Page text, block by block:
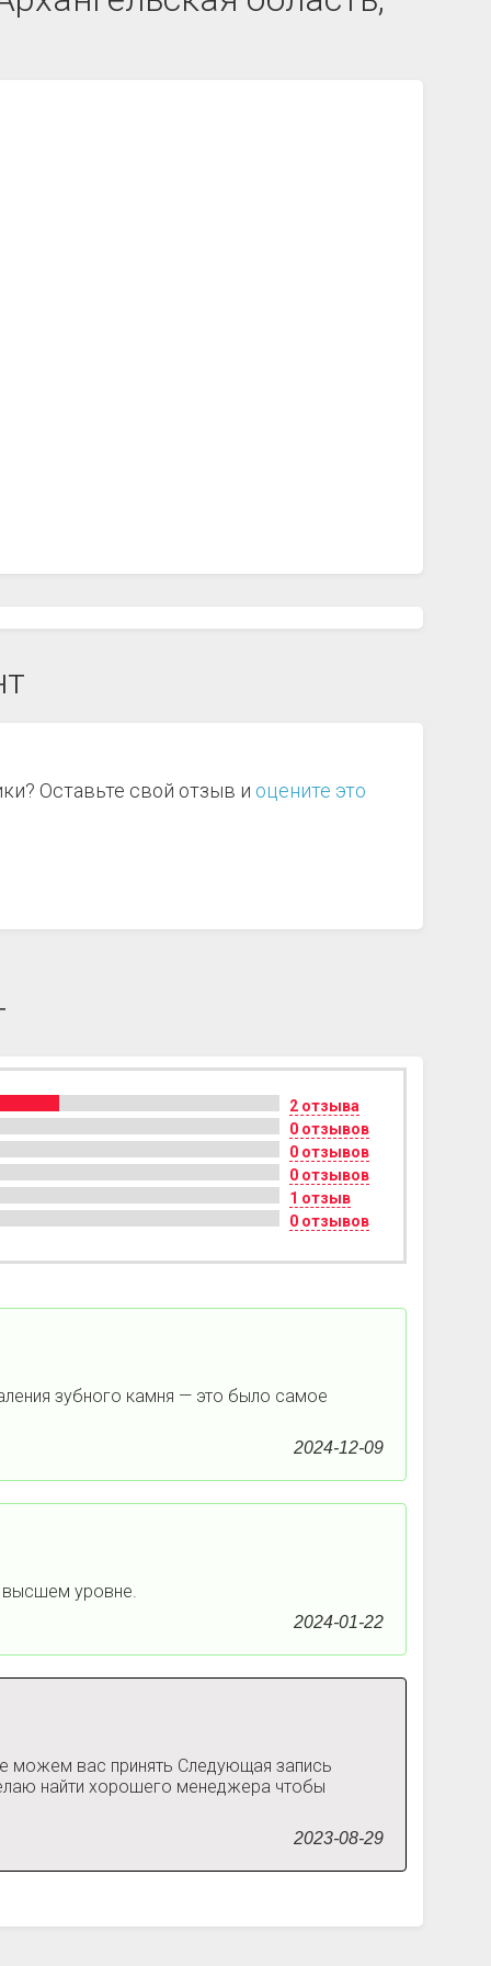
Оставьте свой отзыв и оцените это
2 отзыва
0 отзывов
0 отзывов
0 отзывов
1 отзыв
0 отзывов
зубного камня — это было самое
2024-12-09
высшем уровне.
2024-01-22
можем вас принять Следующая запись
найти хорошего менеджера чтобы
2023-08-29